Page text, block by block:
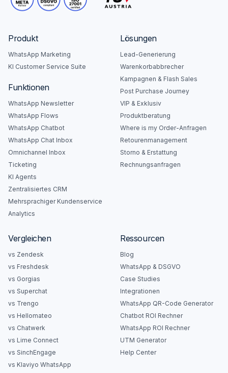
Produkt
WhatsApp Marketing
KI Customer Service Suite
Funktionen
WhatsApp Newsletter
WhatsApp Flows
WhatsApp Chatbot
WhatsApp Chat Inbox
Omnichannel Inbox
Ticketing
KI Agents
Zentralisiertes CRM
Mehrsprachiger Kundenservice
Analytics
Lösungen
Lead-Generierung
Warenkorbabbrecher
Kampagnen & Flash Sales
Post Purchase Journey
VIP & Exklusiv
Produktberatung
Where is my Order-Anfragen
Retourenmanagement
Storno & Erstattung
Rechnungsanfragen
Vergleichen
vs Zendesk
vs Freshdesk
vs Gorgias
vs Superchat
vs Trengo
vs Hellomateo
vs Chatwerk
vs Lime Connect
vs SinchEngage
vs Klaviyo WhatsApp
Ressourcen
Blog
WhatsApp & DSGVO
Case Studies
Integrationen
WhatsApp QR-Code Generator
Chatbot ROI Rechner
WhatsApp ROI Rechner
UTM Generator
Help Center